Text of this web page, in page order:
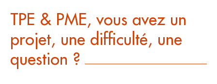
TPE & PME, vous avez un
projet, une difficulté, une
question ?